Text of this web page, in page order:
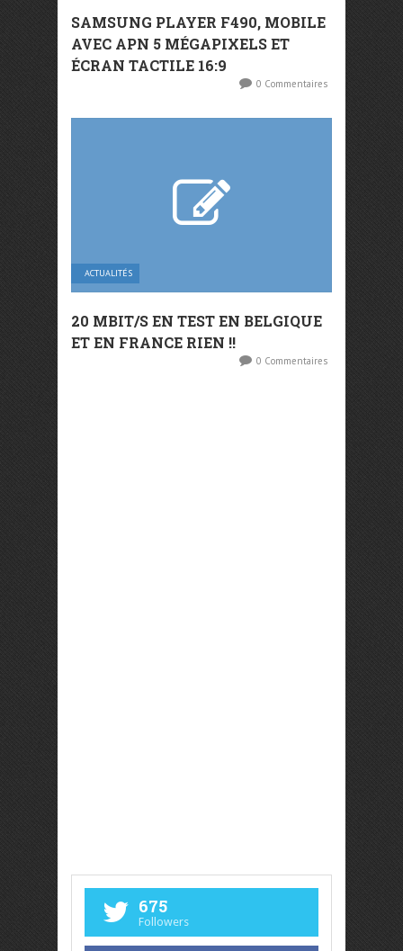
SAMSUNG PLAYER F490, MOBILE
AVEC APN 5 MÉGAPIXELS ET
ÉCRAN TACTILE 16:9
0 Commentaires
ACTUALITÉS
20 MBIT/S EN TEST EN BELGIQUE
ET EN FRANCE RIEN !!
0 Commentaires
675
Followers